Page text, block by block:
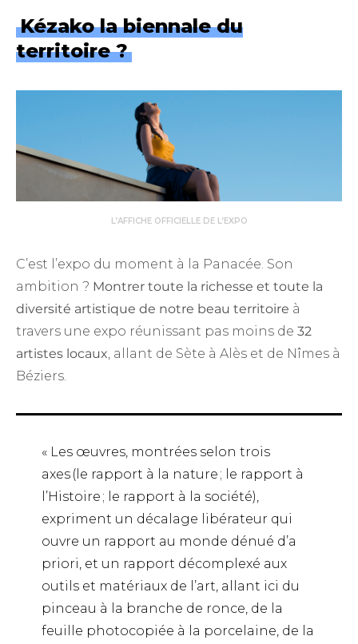
Kézako la biennale du
territoire ?
L’AFFICHE OFFICIELLE DE L’EXPO
C’est l’expo du moment à la Panacée. Son
ambition ? Montrer toute la richesse et toute la
diversité artistique de notre beau territoire à
travers une expo réunissant pas moins de 32
artistes locaux , allant de Sète à Alès et de Nîmes à
Béziers.
« Les œuvres, montrées selon trois
axes (le rapport à la nature ; le rapport à
l’Histoire ; le rapport à la société),
expriment un décalage libérateur qui
ouvre un rapport au monde dénué d’a
priori, et un rapport décomplexé aux
outils et matériaux de l’art, allant ici du
pinceau à la branche de ronce, de la
feuille photocopiée à la porcelaine, de la